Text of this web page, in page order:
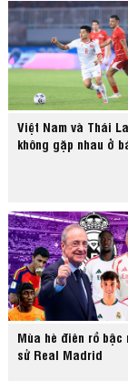
Việt Nam và Thái
không gặp nhau ở
Mùa hè điên rồ bậc
sử Real Madrid